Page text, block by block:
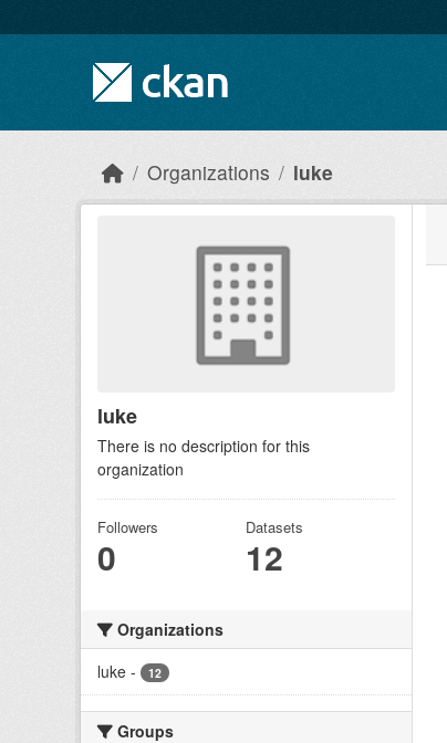
Organizations luke
luke
There is no description for this
organization
Followers
0
Datasets
12
Organizations
luke - 12
Groups